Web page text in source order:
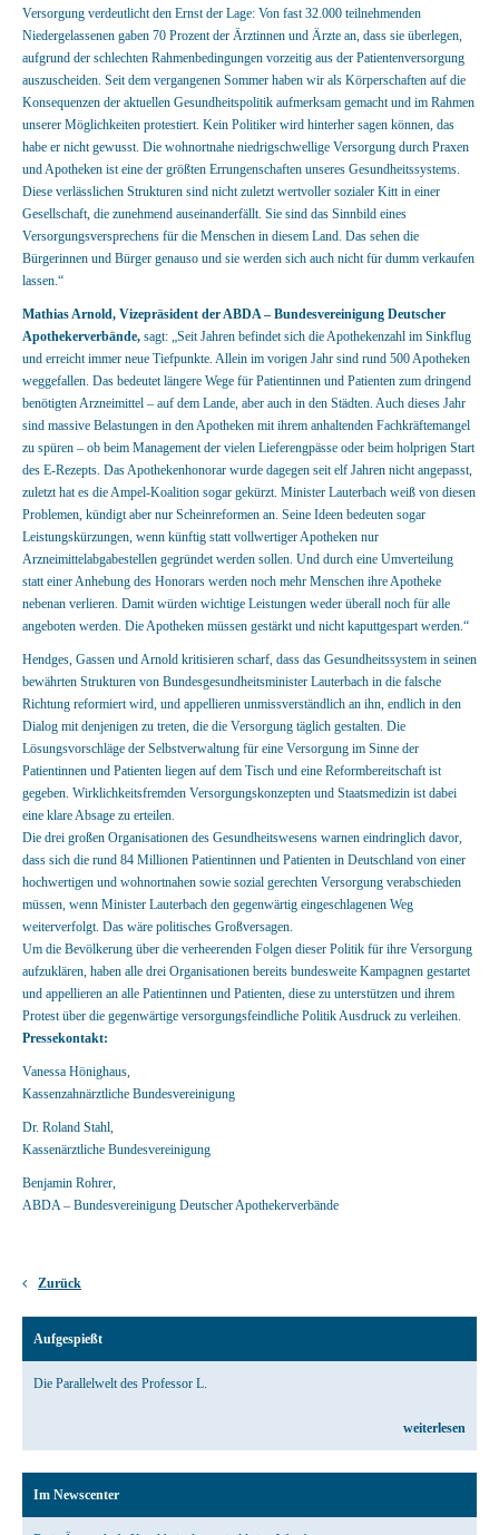
Versorgung verdeutlicht den Ernst der Lage: Von fast 32.000 teilnehmenden
Niedergelassenen gaben 70 Prozent der Ärztinnen und Ärzte an, dass sie überlegen,
aufgrund der schlechten Rahmenbedingungen vorzeitig aus der Patientenversorgung
auszuscheiden. Seit dem vergangenen Sommer haben wir als Körperschaften auf die
Konsequenzen der aktuellen Gesundheitspolitik aufmerksam gemacht und im Rahmen
unserer Möglichkeiten protestiert. Kein Politiker wird hinterher sagen können, das
habe er nicht gewusst. Die wohnortnahe niedrigschwellige Versorgung durch Praxen
und Apotheken ist eine der größten Errungenschaften unseres Gesundheitssystems.
Diese verlässlichen Strukturen sind nicht zuletzt wertvoller sozialer Kitt in einer
Gesellschaft, die zunehmend auseinanderfällt. Sie sind das Sinnbild eines
Versorgungsversprechens für die Menschen in diesem Land. Das sehen die
Bürgerinnen und Bürger genauso und sie werden sich auch nicht für dumm verkaufen
lassen.“
Mathias Arnold, Vizepräsident der ABDA – Bundesvereinigung Deutscher
Apothekerverbände, sagt: „Seit Jahren befindet sich die Apothekenzahl im Sinkflug
und erreicht immer neue Tiefpunkte. Allein im vorigen Jahr sind rund 500 Apotheken
weggefallen. Das bedeutet längere Wege für Patientinnen und Patienten zum dringend
benötigten Arzneimittel – auf dem Lande, aber auch in den Städten. Auch dieses Jahr
sind massive Belastungen in den Apotheken mit ihrem anhaltenden Fachkräftemangel
zu spüren – ob beim Management der vielen Lieferengpässe oder beim holprigen Start
des E-Rezepts. Das Apothekenhonorar wurde dagegen seit elf Jahren nicht angepasst,
zuletzt hat es die Ampel-Koalition sogar gekürzt. Minister Lauterbach weiß von diesen
Problemen, kündigt aber nur Scheinreformen an. Seine Ideen bedeuten sogar
Leistungskürzungen, wenn künftig statt vollwertiger Apotheken nur
Arzneimittelabgabestellen gegründet werden sollen. Und durch eine Umverteilung
statt einer Anhebung des Honorars werden noch mehr Menschen ihre Apotheke
nebenan verlieren. Damit würden wichtige Leistungen weder überall noch für alle
angeboten werden. Die Apotheken müssen gestärkt und nicht kaputtgespart werden.“
Hendges, Gassen und Arnold kritisieren scharf, dass das Gesundheitssystem in seinen
bewährten Strukturen von Bundesgesundheitsminister Lauterbach in die falsche
Richtung reformiert wird, und appellieren unmissverständlich an ihn, endlich in den
Dialog mit denjenigen zu treten, die die Versorgung täglich gestalten. Die
Lösungsvorschläge der Selbstverwaltung für eine Versorgung im Sinne der
Patientinnen und Patienten liegen auf dem Tisch und eine Reformbereitschaft ist
gegeben. Wirklichkeitsfremden Versorgungskonzepten und Staatsmedizin ist dabei
eine klare Absage zu erteilen.
Die drei großen Organisationen des Gesundheitswesens warnen eindringlich davor,
dass sich die rund 84 Millionen Patientinnen und Patienten in Deutschland von einer
hochwertigen und wohnortnahen sowie sozial gerechten Versorgung verabschieden
müssen, wenn Minister Lauterbach den gegenwärtig eingeschlagenen Weg
weiterverfolgt. Das wäre politisches Großversagen.
Um die Bevölkerung über die verheerenden Folgen dieser Politik für ihre Versorgung
aufzuklären, haben alle drei Organisationen bereits bundesweite Kampagnen gestartet
und appellieren an alle Patientinnen und Patienten, diese zu unterstützen und ihrem
Protest über die gegenwärtige versorgungsfeindliche Politik Ausdruck zu verleihen.
Pressekontakt:
Vanessa Hönighaus,
Kassenzahnärztliche Bundesvereinigung
Dr. Roland Stahl,
Kassenärztliche Bundesvereinigung
Benjamin Rohrer,
ABDA – Bundesvereinigung Deutscher Apothekerverbände
Zurück
Aufgespießt
Die Parallelwelt des Professor L.
weiterlesen
Im Newscenter